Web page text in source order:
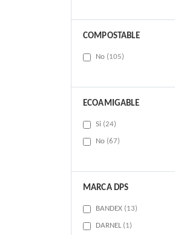
COMPOSTABLE
No 105items
ECOAMIGABLE
Si 24items
No 67items
MARCA DPS
BANDEX 13items
DARNEL 1item